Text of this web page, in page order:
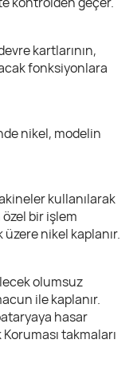
kartlarının,
fonksiyonlara
nikel, modelin
kullanılarak
bir işlem
nikel kaplanır.
olumsuz
ile kaplanır.
hasar
takmaları